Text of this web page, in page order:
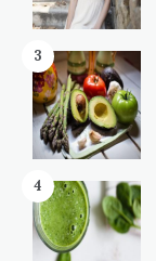
3
4